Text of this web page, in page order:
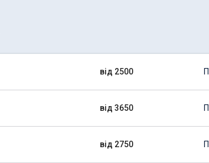
від 2500
від 3650
від 2750